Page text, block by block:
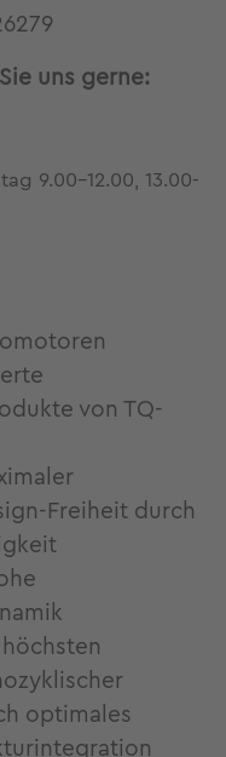
uns gerne:
9.00-12.00, 13.00-
von TQ-
Freiheit durch
optimales